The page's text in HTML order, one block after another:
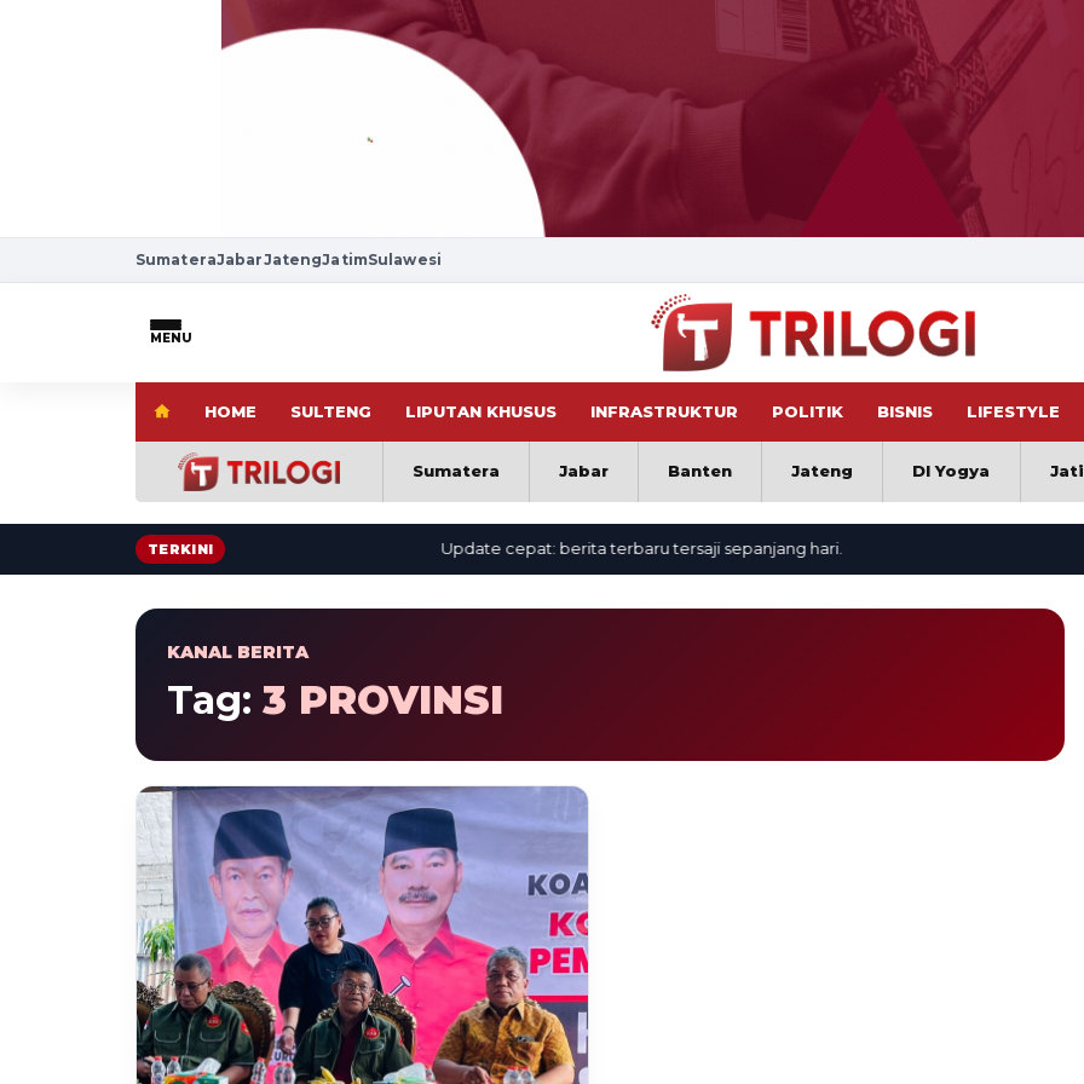
SumateraJabarJatengJatimSulawesi
MENU
HOME SULTENG LIPUTAN KHUSUS INFRASTRUKTUR POLITIK BISNIS LIFESTYLE
Sumatera Jabar Banten Jateng DI Yogya
TERKINI Update cepat: berita terbaru tersaji sepanjang hari.
KANAL BERITA
Tag: 3 PROVINSI